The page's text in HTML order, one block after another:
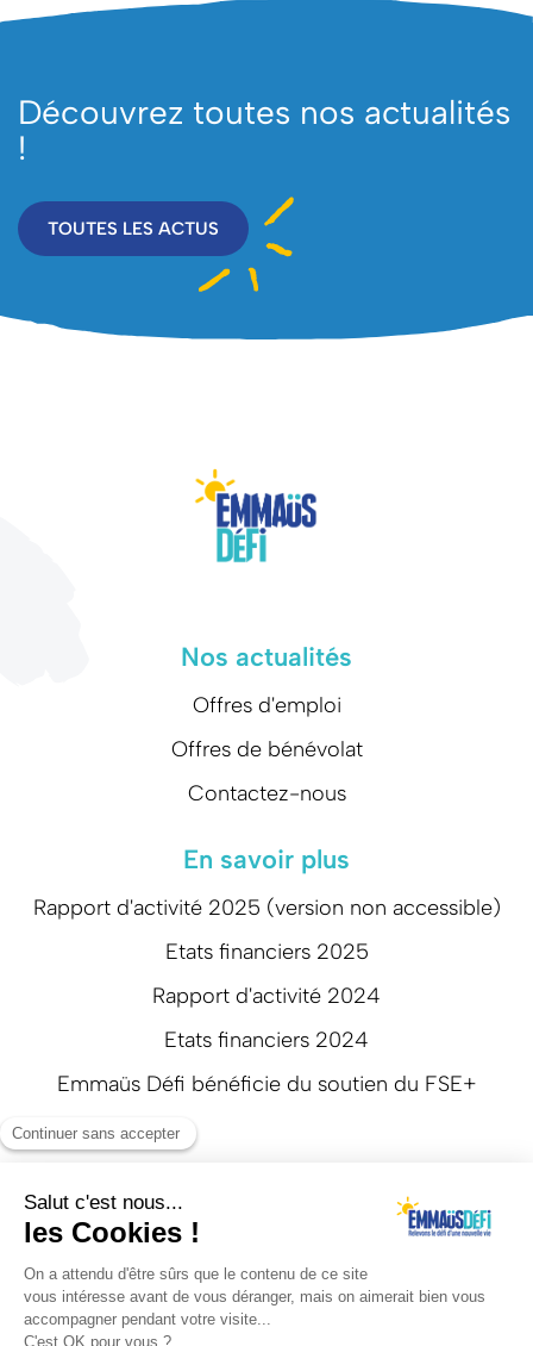
Découvrez toutes nos actualités
!
TOUTES LES ACTUS
Nos actualités
Offres d'emploi
Offres de bénévolat
Contactez-nous
En savoir plus
Rapport d'activité 2025 (version non accessible)
Etats financiers 2025
Rapport d'activité 2024
Etats financiers 2024
Emmaüs Défi bénéficie du soutien du FSE+
Mentions légales
Politique de confidentialité